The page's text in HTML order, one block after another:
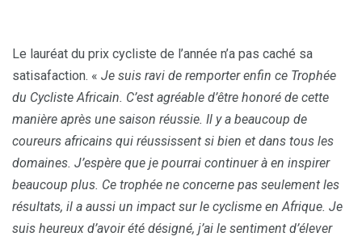
Le lauréat du prix cycliste de l’année n’a pas caché sa
satisafaction. « Je suis ravi de remporter enfin ce Trophée
du Cycliste Africain. C’est agréable d’être honoré de cette
manière après une saison réussie. Il y a beaucoup de
coureurs africains qui réussissent si bien et dans tous les
domaines. J’espère que je pourrai continuer à en inspirer
beaucoup plus. Ce trophée ne concerne pas seulement les
résultats, il a aussi un impact sur le cyclisme en Afrique. Je
suis heureux d’avoir été désigné, j’ai le sentiment d’élever